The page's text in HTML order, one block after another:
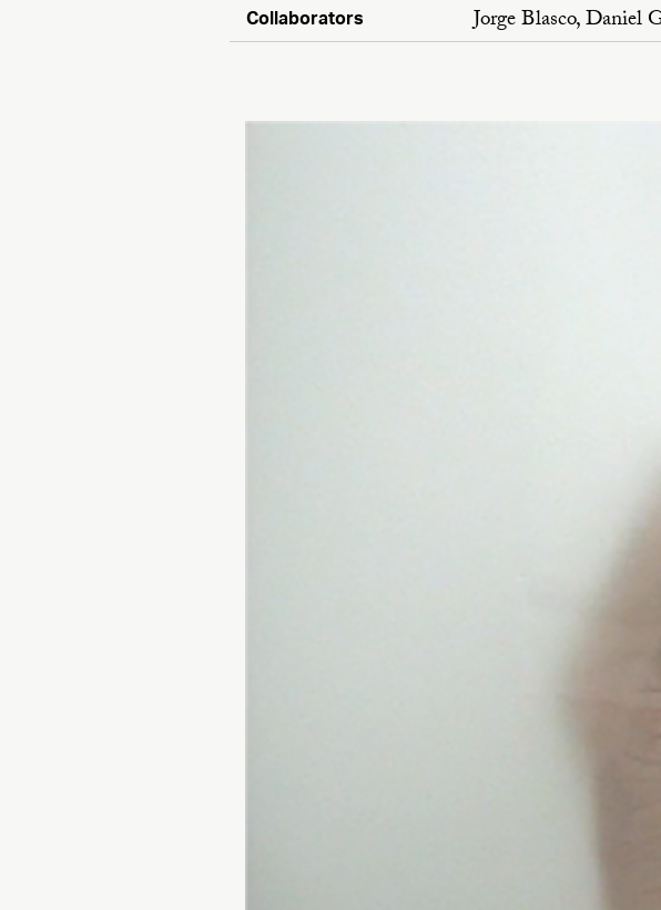
Collaborators Jorge Blasco, Daniel